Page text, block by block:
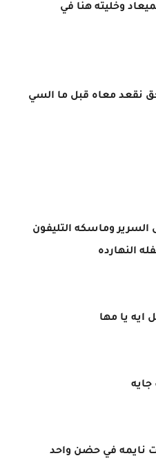
وخليته هنا في
نقعد معاه قبل ما السي
وماسكه التليفون
النهارده
ايه يا مها
نايمه في حضن واحد